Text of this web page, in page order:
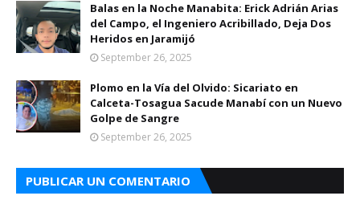
Balas en la Noche Manabita: Erick Adrián Arias
del Campo, el Ingeniero Acribillado, Deja Dos
Heridos en Jaramijó
September 26, 2025
Plomo en la Vía del Olvido: Sicariato en
Calceta-Tosagua Sacude Manabí con un Nuevo
Golpe de Sangre
September 26, 2025
PUBLICAR UN COMENTARIO